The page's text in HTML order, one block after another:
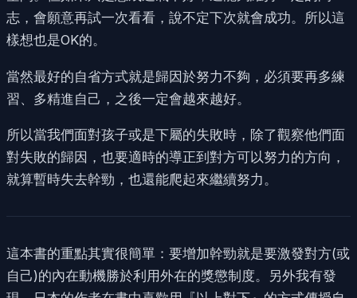
志，會願意再試一次看看，說不定下次就會成功。所以這
樣想也是OK的。
當然最好的自省方式就是歸因於努力不夠，必須要再多練
習、多精進自己，之後一定會越來越好。
所以當我們面對孩子或是下屬的失敗時，除了觀察他們面
對失敗的歸因，也要適時的導正到對方可以努力的方向，
就算暫時失去幹勁，也還能爬起來繼續努力。
這本書的重點其實很簡單：要增加幹勁就是要激發對方(或
自己)的內在動機勝於利用外在的獎懲制度。另外我有發